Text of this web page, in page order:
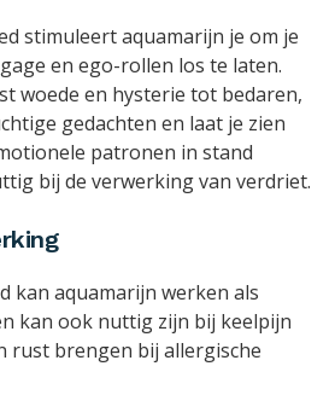
stimuleert aquamarijn je om je
en ego-rollen los te laten.
woede en hysterie tot bedaren,
gedachten en laat je zien
patronen in stand
bij de verwerking van verdriet.
kan aquamarijn werken als
kan ook nuttig zijn bij keelpijn
rust brengen bij allergische